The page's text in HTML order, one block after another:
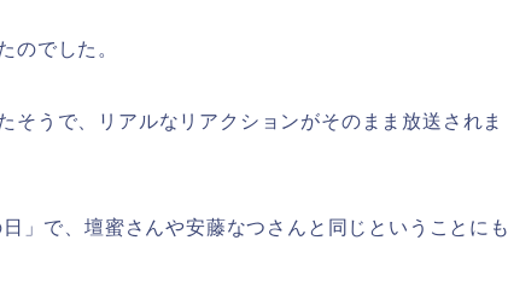
のでした。
そうで、リアルなリアクションがそのまま放送されま
」で、壇蜜さんや安藤なつさんと同じということにも